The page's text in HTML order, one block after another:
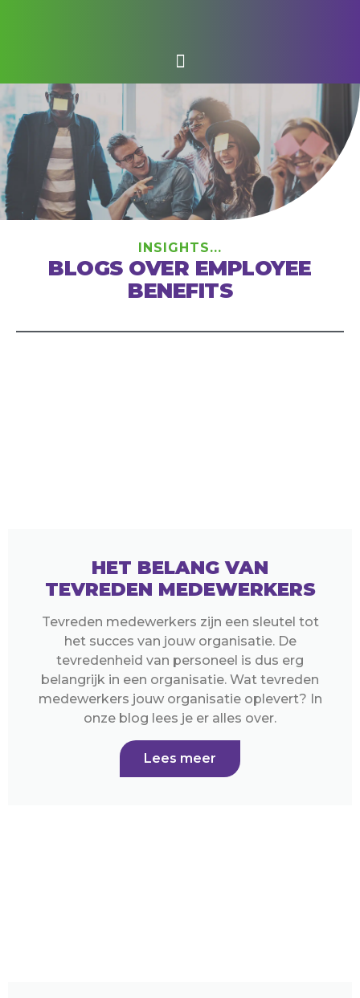
INSIGHTS...
BLOGS OVER EMPLOYEE
BENEFITS
HET BELANG VAN
TEVREDEN MEDEWERKERS
Tevreden medewerkers zijn een sleutel tot
het succes van jouw organisatie. De
tevredenheid van personeel is dus erg
belangrijk in een organisatie. Wat tevreden
medewerkers jouw organisatie oplevert? In
onze blog lees je er alles over.
Lees meer